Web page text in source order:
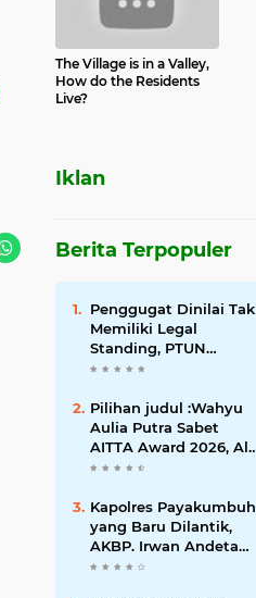
The Village is in a Valley,
How do the Residents
Live?
Iklan
Berita Terpopuler
Penggugat Dinilai Tak
Memiliki Legal
Standing, PTUN
Padang Nyatakan
Kapuh Utara Tidak
Diterima
Pilihan judul :Wahyu
Aulia Putra Sabet
AITTA Award 2026, Al
Wally Tour & Travel
Nusantara dan
Mancanegara
Kapolres Payakumbuh
yang Baru Dilantik,
AKBP. Irwan Andeta
Sambangi PWI Kota